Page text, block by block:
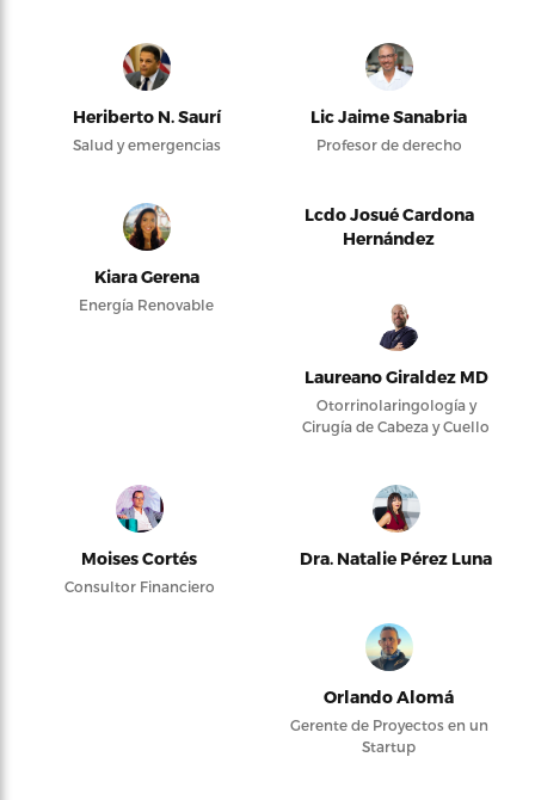
Heriberto N. Saurí
Salud y emergencias
Lic Jaime Sanabria
Profesor de derecho
Kiara Gerena
Energía Renovable
Lcdo Josué Cardona
Hernández
Laureano Giraldez MD
Otorrinolaringología y
Cirugía de Cabeza y Cuello
Moises Cortés
Consultor Financiero
Dra. Natalie Pérez Luna
Orlando Alomá
Gerente de Proyectos en un
Startup